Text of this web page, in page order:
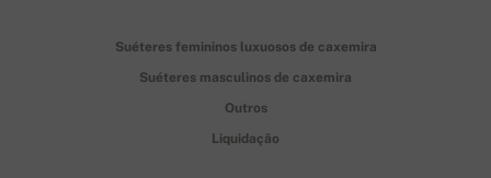
Suéteres femininos luxuosos de caxemira
Suéteres masculinos de caxemira
Outros
Liquidação